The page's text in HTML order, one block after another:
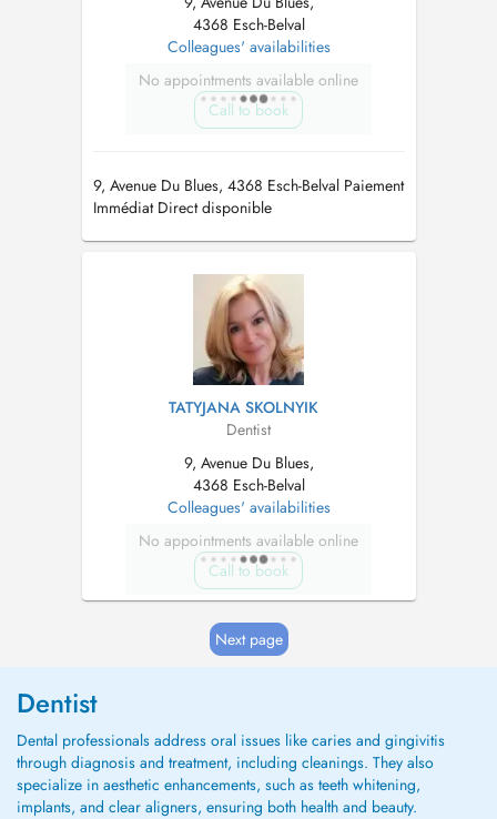
4368 Esch-Belval
Colleagues' availabilities
No appointments available online
Call to book
9, Avenue Du Blues, 4368 Esch-Belval Paiement
Immédiat Direct disponible
TATYJANA SKOLNYIK
Dentist
9, Avenue Du Blues,
4368 Esch-Belval
Colleagues' availabilities
No appointments available online
Call to book
Next page
Dentist
Dental professionals address oral issues like caries and gingivitis
through diagnosis and treatment, including cleanings. They also
specialize in aesthetic enhancements, such as teeth whitening,
implants, and clear aligners, ensuring both health and beauty.